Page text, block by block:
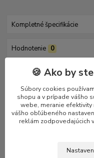
Kompletné špecifikácie
Hodnotenie 0
Komentáre 0
Kompletné
Smutný, pochmúrny a
bolesti ľudskej duše... 11
kľudného, melodického
chuť pustiť si niečo
🍪 Ako by
Súbory cookies
shopu a v prípade vášho
webe, meranie efektivity
vášho obľúbeného
reklám zodpovedajúcich